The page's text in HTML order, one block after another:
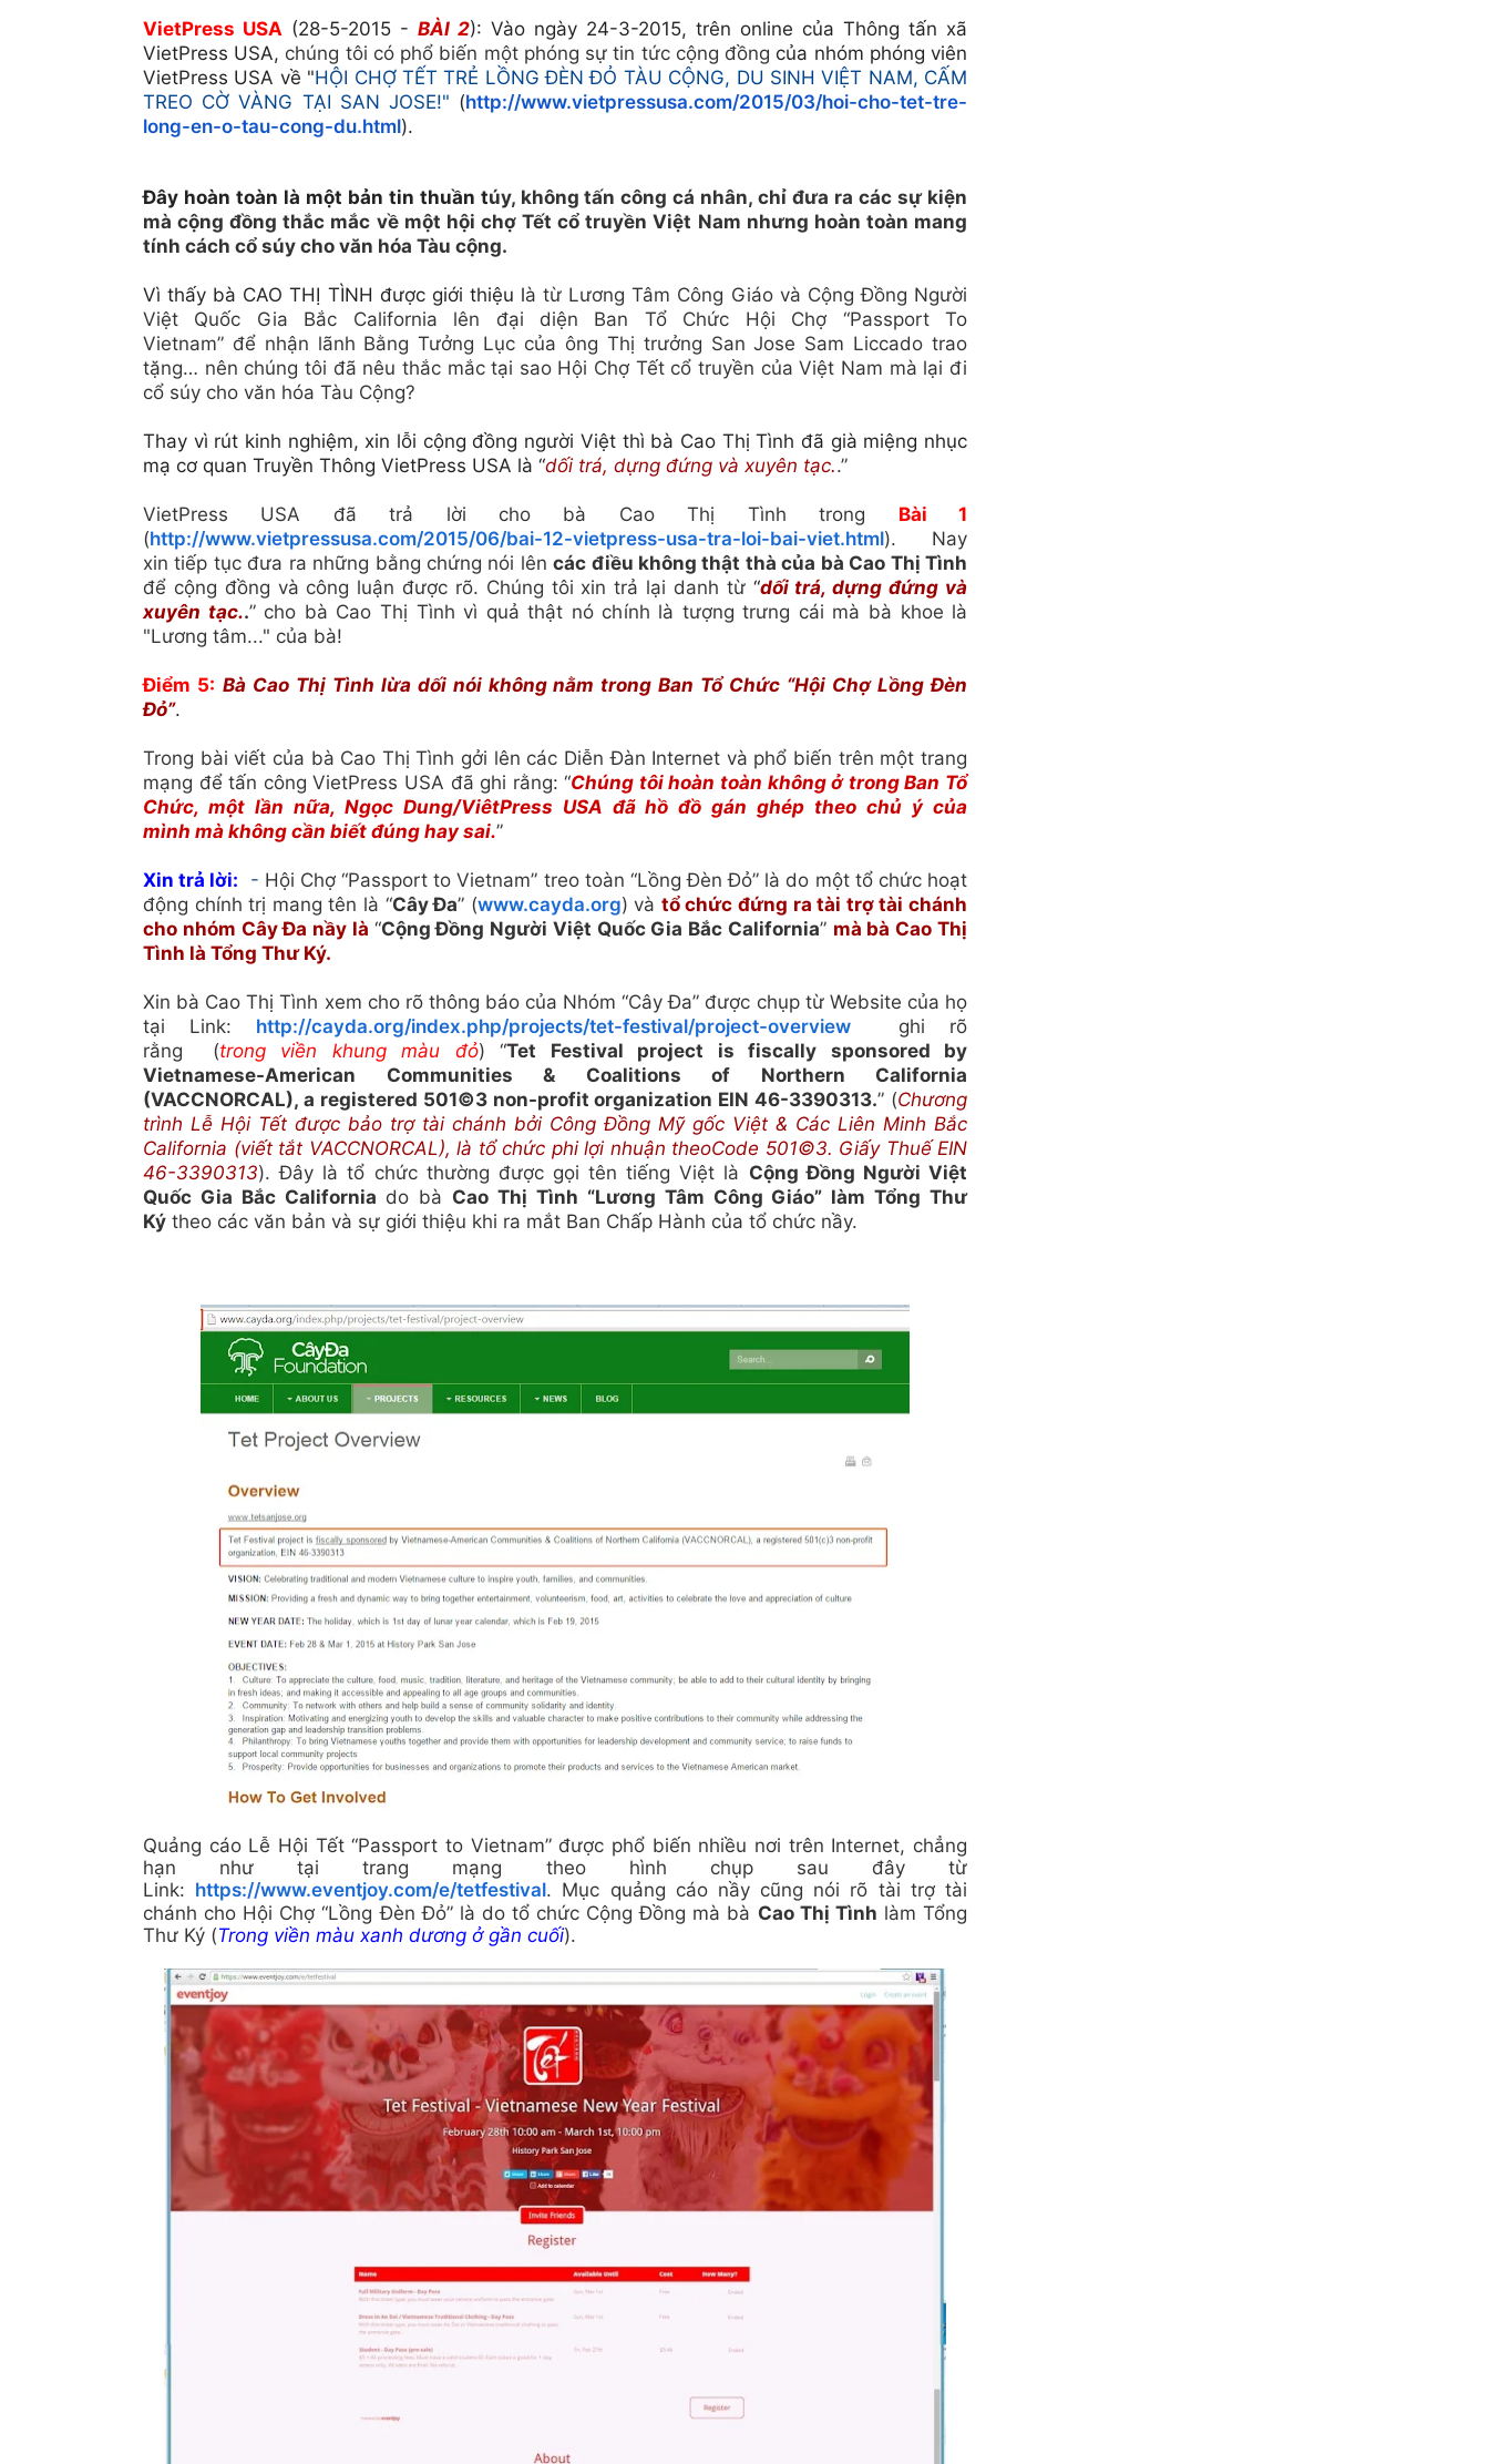
VietPress USA (28-5-2015 - BÀI 2): Vào ngày 24-3-2015, trên online của Thông tấn xã
VietPress USA, chúng tôi có phổ biến một phóng sự tin tức cộng đồng của nhóm phóng viên
VietPress USA về "HỘI CHỢ TẾT TRẺ LỒNG ĐÈN ĐỎ TÀU CỘNG, DU SINH VIỆT NAM, CẤM
TREO CỜ VÀNG TẠI SAN JOSE!" (http://www.vietpressusa.com/2015/03/hoi-cho-tet-tre-
long-en-o-tau-cong-du.html).
Đây hoàn toàn là một bản tin thuần túy, không tấn công cá nhân, chỉ đưa ra các sự kiện
mà cộng đồng thắc mắc về một hội chợ Tết cổ truyền Việt Nam nhưng hoàn toàn mang
tính cách cổ súy cho văn hóa Tàu cộng.
Vì thấy bà CAO THỊ TÌNH được giới thiệu là từ Lương Tâm Công Giáo và Cộng Đồng Người
Việt Quốc Gia Bắc California lên đại diện Ban Tổ Chức Hội Chợ “Passport To
Vietnam” đểnhận lãnh Bằng Tưởng Lục của ông Thị trưởng San Jose Sam Liccado trao
tặng… nên chúng tôi đã nêu thắc mắc tại sao Hội Chợ Tết cổ truyền của Việt Nam mà lại đi
cổ súy cho văn hóa Tàu Cộng?
Thay vì rút kinh nghiệm, xin lỗi cộng đồng người Việt thì bà Cao Thị Tình đã già miệng nhục
mạ cơ quan Truyền Thông VietPress USA là “dối trá, dựng đứng và xuyên tạc..”
VietPress USA đã trả lời cho bà Cao Thị Tình trong Bài 1
(http://www.vietpressusa.com/2015/06/bai-12-vietpress-usa-tra-loi-bai-viet.html). Nay
xin tiếp tục đưa ra những bằng chứng nói lêncác điều không thật thàcủa bà Cao Thị Tình
để cộng đồng và công luận được rõ. Chúng tôi xin trả lại danh từ “dối trá, dựng đứng và
xuyên tạc..” cho bà Cao Thị Tình vì quả thật nó chính là tượng trưng cái mà bà khoe là
"Lương tâm..." của bà!
Điểm 5: Bà Cao Thị Tình lừa dối nói không nằm trong Ban Tổ Chức “Hội Chợ Lồng Đèn
Đỏ”.
Trong bài viết của bà Cao Thị Tình gởi lên các Diễn Đàn Internet và phổ biến trên một trang
mạng để tấn công VietPress USA đã ghi rằng: “Chúng tôi hoàn toàn không ở trong Ban Tổ
Chức, một lần nữa, Ngọc Dung/ViêtPress USA đã hồ đồ gán ghép theo chủ ý của
mình mà không cần biết đúng hay sai.”
Xin trả lời: - Hội Chợ “Passport to Vietnam” treo toàn “Lồng Đèn Đỏ” là do một tổ chức hoạt
động chính trị mang tên là “Cây Đa” (www.cayda.org) và tổ chức đứng ra tài trợ tài chánh
cho nhóm Cây Đa nầy là “Cộng Đồng Người Việt Quốc Gia Bắc California” mà bà Cao Thị
Tình là Tổng Thư Ký.
Xin bà Cao Thị Tình xem cho rõ thông báo của Nhóm “Cây Đa” được chụp từ Website của họ
tại Link: http://cayda.org/index.php/projects/tet-festival/project-overviewghi rõ
rằng (trong viền khung màu đỏ) “Tet Festival project is fiscally sponsored by
Vietnamese-American Communities & Coalitions of Northern California
(VACCNORCAL), a registered 501©3 non-profit organization EIN 46-3390313.” (Chương
trình Lễ Hội Tết được bảo trợ tài chánh bởi Công Đồng Mỹ gốc Việt & Các Liên Minh Bắc
California (viết tắt VACCNORCAL), là tổ chức phi lợi nhuận theoCode 501©3. Giấy Thuế EIN
46-3390313). Đây là tổ chức thường được gọi tên tiếng Việt là Cộng Đồng Người Việt
Quốc Gia Bắc California do bà Cao Thị Tình “Lương Tâm Công Giáo” làm Tổng Thư
Ký theo các văn bản và sự giới thiệu khi ra mắt Ban Chấp Hành của tổ chức nầy.
Quảng cáo Lễ Hội Tết “Passport to Vietnam” được phổ biến nhiều nơi trên Internet, chẳng
hạn như tại trang mạng theo hình chụp sau đây từ
Link: https://www.eventjoy.com/e/tetfestival. Mục quảng cáo nầy cũng nói rõ tài trợ tài
chánh cho Hội Chợ “Lồng Đèn Đỏ” là do tổ chức Cộng Đồng mà bà Cao Thị Tình làm Tổng
Thư Ký (Trong viền màu xanh dương ở gần cuối).